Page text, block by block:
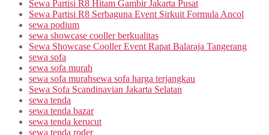
Sewa Partisi R8 Hitam Gambir Jakarta Pusat
Sewa Partisi R8 Serbaguna Event Sirkuit Formula Ancol
sewa podium
sewa showcase cooller berkualitas
Sewa Showcase Cooller Event Rapat Balaraja Tangerang
sewa sofa
sewa sofa murah
sewa sofa murahsewa sofa harga terjangkau
Sewa Sofa Scandinavian Jakarta Selatan
sewa tenda
sewa tenda bazar
sewa tenda kerucut
sewa tenda roder